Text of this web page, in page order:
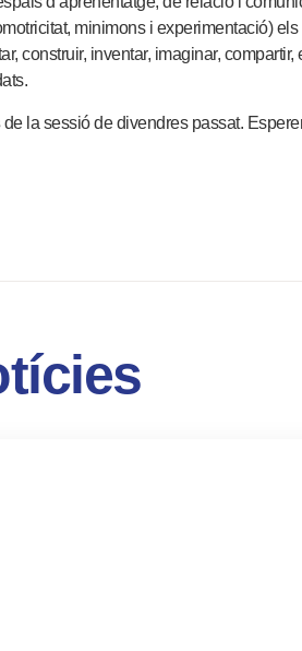
minimons i experimentació)
construir, inventar, imaginar,
de la sessió de divendres passat.